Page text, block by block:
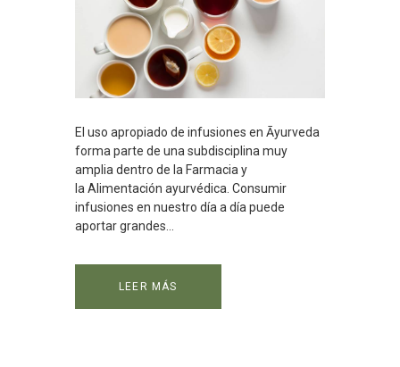
El uso apropiado de infusiones en Āyurveda
forma parte de una subdisciplina muy
amplia dentro de la Farmacia y
la Alimentación ayurvédica. Consumir
infusiones en nuestro día a día puede
aportar grandes...
LEER MÁS